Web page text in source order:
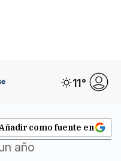
11°
como fuente en
año